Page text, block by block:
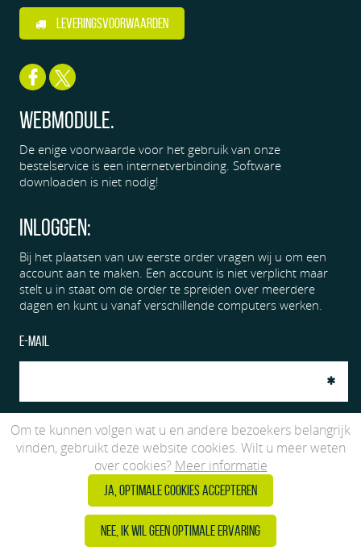
Om te kunnen volgen wat u en andere bezoekers belangrijk
vinden, gebruikt deze website cookies. Wilt u meer weten
over cookies? Meer informatie
LEVERINGSVOORWAARDEN
Webmodule.
De enige voorwaarde voor het gebruik van onze
bestelservice is een internetverbinding. Software
downloaden is niet nodig!
Inloggen:
Bij het plaatsen van uw eerste order vragen wij u om een
account aan te maken. Een account is niet verplicht maar
stelt u in staat om de order te spreiden over meerdere
dagen en kunt u vanaf verschillende computers werken.
E-mail
Wachtwoord